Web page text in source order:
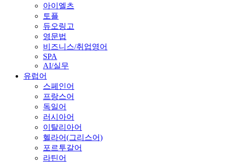
아이엘츠
토플
듀오링고
영문법
비즈니스/취업영어
SPA
AI/실무
유럽어
스페인어
프랑스어
독일어
러시아어
이탈리아어
헬라어(그리스어)
포르투갈어
라틴어